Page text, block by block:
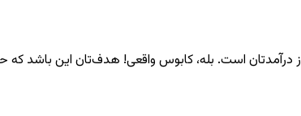
درآمدتان است. بله، کابوس واقعی! هدف‌تان این باشد